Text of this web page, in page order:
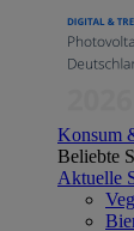
Konsum
Beliebte
Aktuelle